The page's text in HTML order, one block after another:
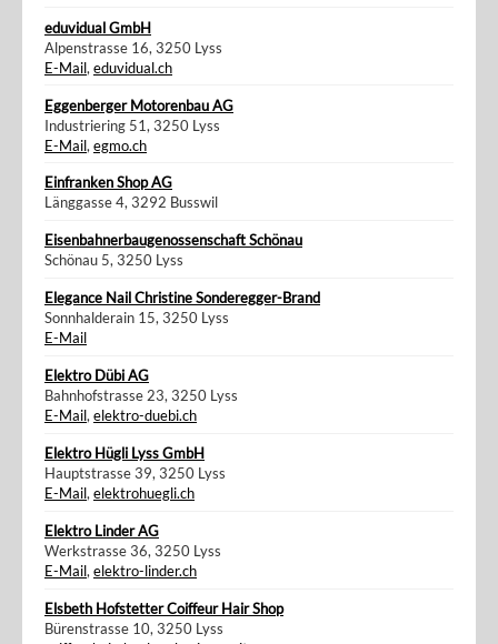
eduvidual GmbH
Alpenstrasse 16, 3250 Lyss
E-Mail, eduvidual.ch
Eggenberger Motorenbau AG
Industriering 51, 3250 Lyss
E-Mail, egmo.ch
Einfranken Shop AG
Länggasse 4, 3292 Busswil
Eisenbahnerbaugenossenschaft Schönau
Schönau 5, 3250 Lyss
Elegance Nail Christine Sonderegger-Brand
Sonnhalderain 15, 3250 Lyss
E-Mail
Elektro Dübi AG
Bahnhofstrasse 23, 3250 Lyss
E-Mail,elektro-duebi.ch
Elektro Hügli Lyss GmbH
Hauptstrasse 39, 3250 Lyss
E-Mail, elektrohuegli.ch
Elektro Linder AG
Werkstrasse 36, 3250 Lyss
E-Mail, elektro-linder.ch
Elsbeth Hofstetter Coiffeur Hair Shop
Bürenstrasse 10, 3250 Lyss